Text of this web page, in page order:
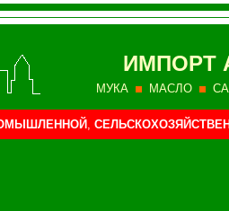
ИМПОРТ
МУКА МАСЛО
,